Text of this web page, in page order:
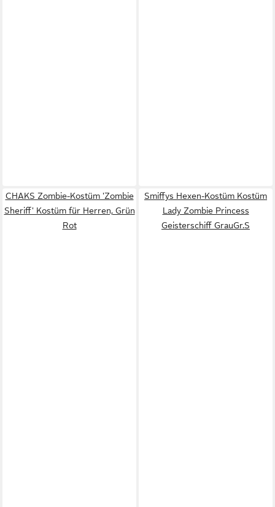
CHAKS Zombie-Kostüm 'Zombie
Sheriff' Kostüm für Herren, Grün
Rot
Smiffys Hexen-Kostüm Kostüm
Lady Zombie Princess
Geisterschiff GrauGr.S